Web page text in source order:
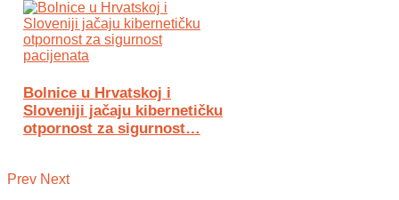
Bolnice u Hrvatskoj i
Sloveniji jačaju kibernetičku
otpornost za sigurnost…
Prev Next